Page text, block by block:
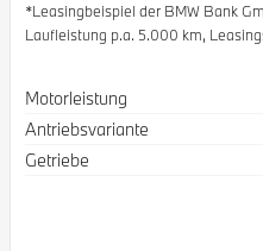
*Leasingbeispiel der BMW Bank
Laufleistung p.a. 5.000 km,
Spezifikation
Motorleistung
Antriebsvariante
Getriebe